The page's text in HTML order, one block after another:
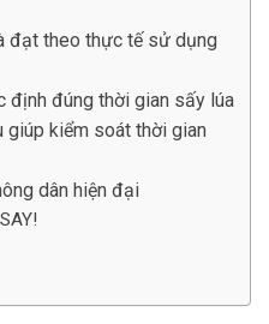
đạt theo thực tế sử dụng
định đúng thời gian sấy lúa
giúp kiểm soát thời gian
dân hiện đại